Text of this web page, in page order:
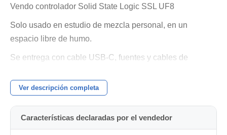
Vendo controlador Solid State Logic SSL UF8
Solo usado en estudio de mezcla personal, en un
espacio libre de humo.
Se entrega con cable USB-C, fuentes y cables de
Precio 750€ cada una.
SSL UF8 - 1
Ver descripción completa
Características declaradas por el vendedor